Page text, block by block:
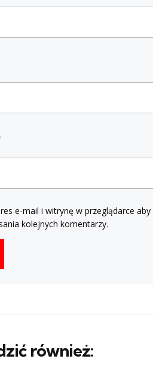
e-mail i witrynę w przeglądarce aby
kolejnych komentarzy.
również: